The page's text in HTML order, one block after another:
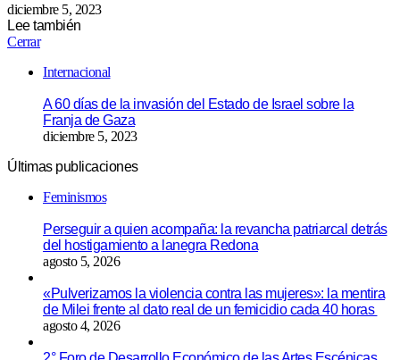
diciembre 5, 2023
Lee también
Cerrar
Internacional
A 60 días de la invasión del Estado de Israel sobre la
Franja de Gaza
diciembre 5, 2023
Últimas publicaciones
Feminismos
Perseguir a quien acompaña: la revancha patriarcal detrás
del hostigamiento a lanegra Redona
agosto 5, 2026
«Pulverizamos la violencia contra las mujeres»: la mentira
de Milei frente al dato real de un femicidio cada 40 horas
agosto 4, 2026